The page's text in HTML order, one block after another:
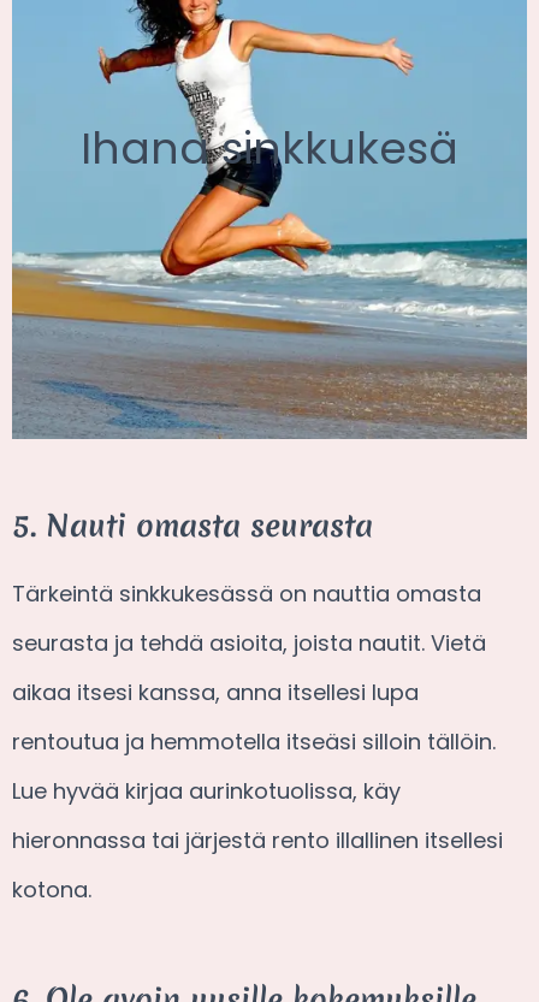
Ihana sinkkukesä
5. Nauti omasta seurasta
Tärkeintä sinkkukesässä on nauttia omasta
seurasta ja tehdä asioita, joista nautit. Vietä
aikaa itsesi kanssa, anna itsellesi lupa
rentoutua ja hemmotella itseäsi silloin tällöin.
Lue hyvää kirjaa aurinkotuolissa, käy
hieronnassa tai järjestä rento illallinen itsellesi
kotona.